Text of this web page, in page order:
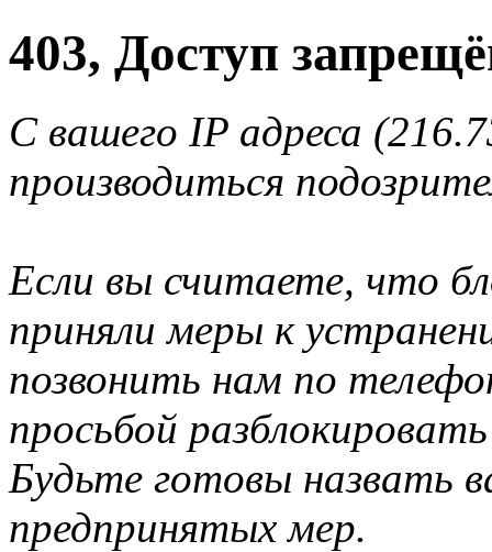
403, Доступ
С вашего IP адреса
производиться
Если вы считаете, что
приняли меры к
позвонить нам по
просьбой
Будьте готовы назвать
предпринятых мер.